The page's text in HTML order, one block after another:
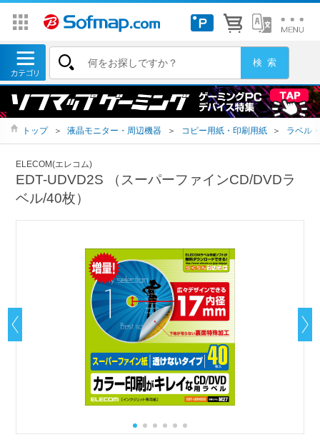
トップ ＞ 液晶モニター・周辺機器 ＞ コピー用紙・印刷用紙 ＞ ラベル
ELECOM(エレコム)
EDT-UDVD2S （スーパーファインCD/DVDラ
ベル/40枚）